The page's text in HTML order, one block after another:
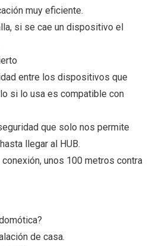
muy eficiente.
si se cae un dispositivo el
entre los dispositivos que
si lo usa es compatible con
que solo nos permite
llegar al HUB.
unos 100 metros contra
de casa.